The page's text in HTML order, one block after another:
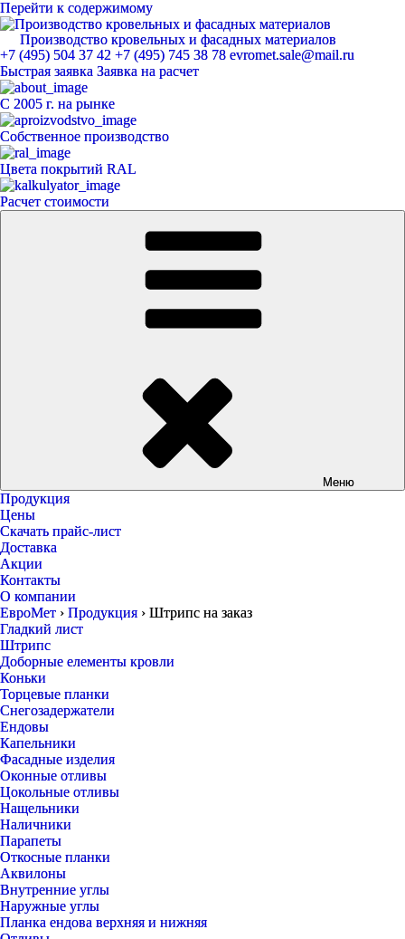
Перейти к содержимому
Производство кровельных и фасадных материалов
ЕвроМет
+7 (495) 504 37 42 +7 (495) 745 38 78 evromet.sale@mail.ru
Быстрая заявка Заявка на расчет
С 2005 г. на рынке
Собственное производство
Цвета покрытий RAL
Расчет стоимости
Меню
Продукция
Цены
Скачать прайс-лист
Доставка
Акции
Контакты
О компании
ЕвроМет › Продукция › Штрипс на заказ
Гладкий лист
Штрипс
Доборные елементы кровли
Коньки
Торцевые планки
Снегозадержатели
Ендовы
Капельники
Фасадные изделия
Оконные отливы
Цокольные отливы
Нащельники
Наличники
Парапеты
Откосные планки
Аквилоны
Внутренние углы
Наружные углы
Планка ендова верхняя и нижняя